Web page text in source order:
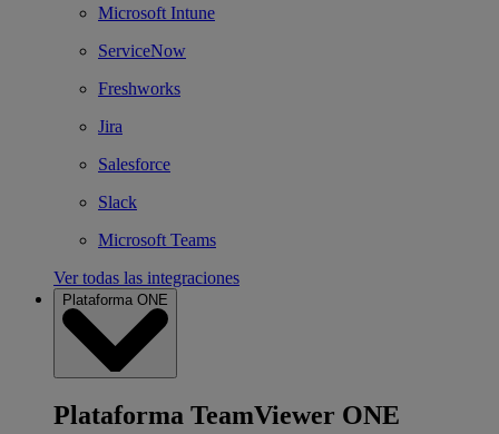
Microsoft Intune
ServiceNow
Freshworks
Jira
Salesforce
Slack
Microsoft Teams
Ver todas las integraciones
Plataforma ONE
Plataforma TeamViewer ONE